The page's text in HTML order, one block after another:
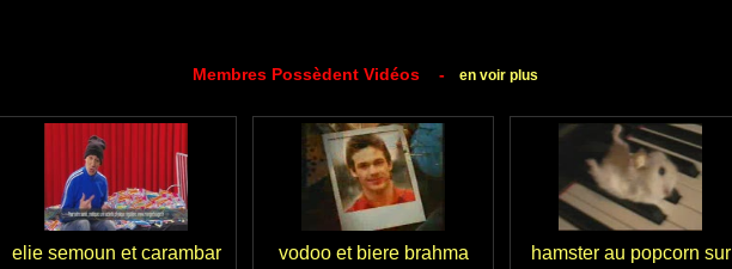
Membres Possèdent Vidéos - en voir plus
elie semoun et carambar vodoo et biere brahma hamster au popcorn sur